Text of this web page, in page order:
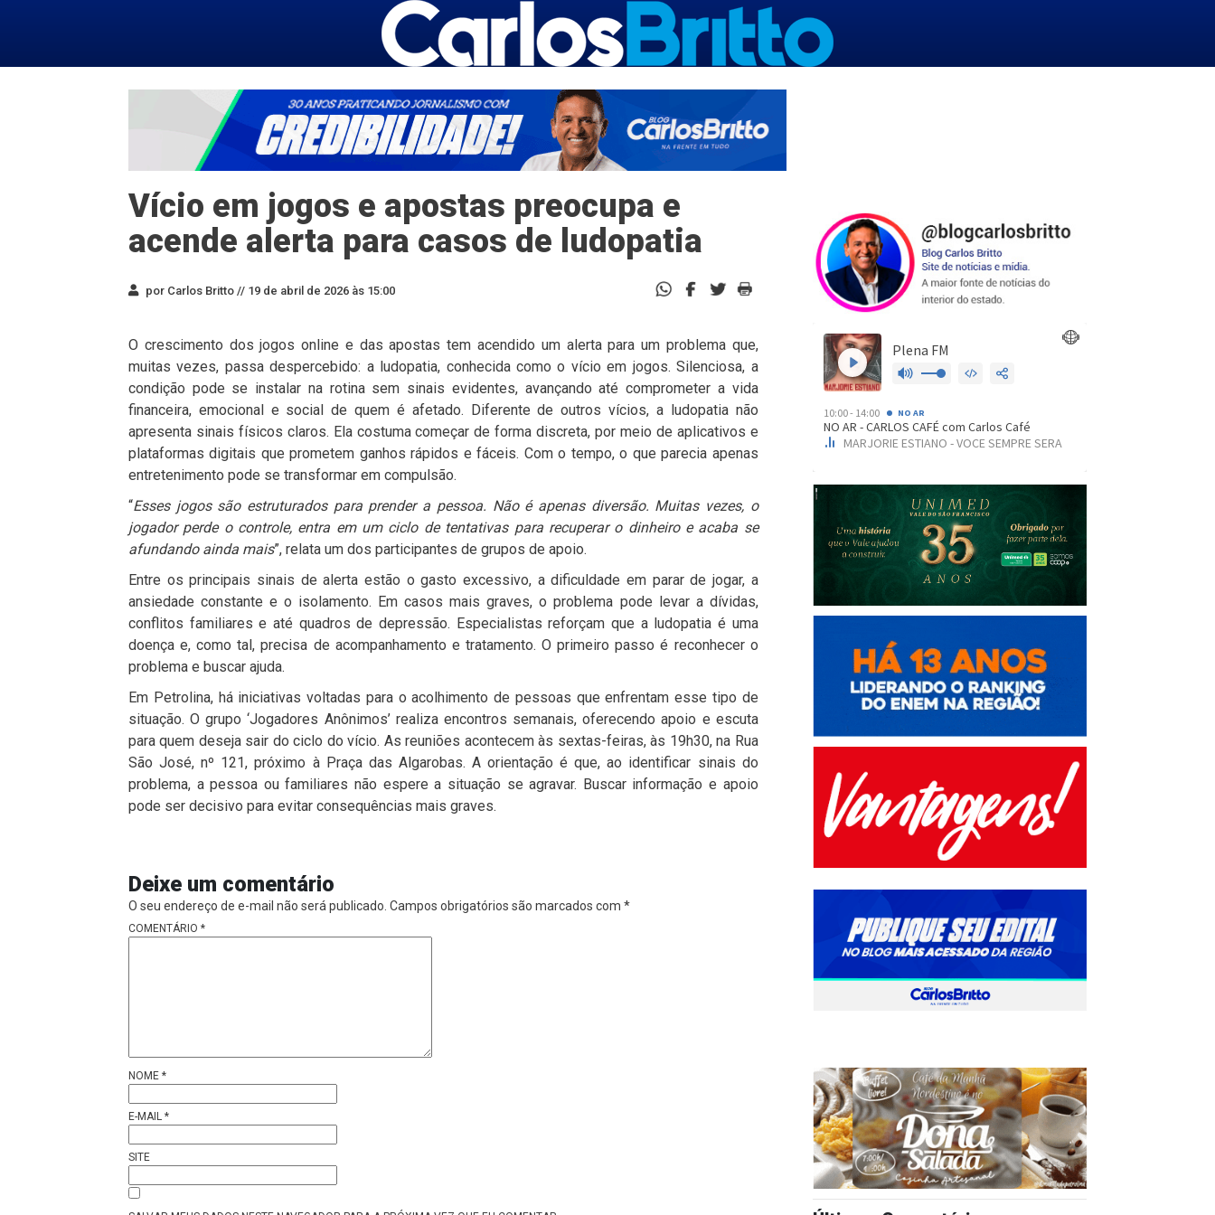
Vício em jogos e apostas preocupa e
acende alerta para casos de ludopatia
por Carlos Britto // 19 de abril de 2026 às 15:00
O crescimento dos jogos online e das apostas tem acendido um alerta para um problema que,
muitas vezes, passa despercebido: a ludopatia, conhecida como o vício em jogos. Silenciosa, a
condição pode se instalar na rotina sem sinais evidentes, avançando até comprometer a vida
financeira, emocional e social de quem é afetado. Diferente de outros vícios, a ludopatia não
apresenta sinais físicos claros. Ela costuma começar de forma discreta, por meio de aplicativos e
plataformas digitais que prometem ganhos rápidos e fáceis. Com o tempo, o que parecia apenas
entretenimento pode se transformar em compulsão.
“Esses jogos são estruturados para prender a pessoa. Não é apenas diversão. Muitas vezes, o
jogador perde o controle, entra em um ciclo de tentativas para recuperar o dinheiro e acaba se
afundando ainda mais”, relata um dos participantes de grupos de apoio.
Entre os principais sinais de alerta estão o gasto excessivo, a dificuldade em parar de jogar, a
ansiedade constante e o isolamento. Em casos mais graves, o problema pode levar a dívidas,
conflitos familiares e até quadros de depressão. Especialistas reforçam que a ludopatia é uma
doença e, como tal, precisa de acompanhamento e tratamento. O primeiro passo é reconhecer o
problema e buscar ajuda.
Em Petrolina, há iniciativas voltadas para o acolhimento de pessoas que enfrentam esse tipo de
situação. O grupo ‘Jogadores Anônimos’ realiza encontros semanais, oferecendo apoio e escuta
para quem deseja sair do ciclo do vício. As reuniões acontecem às sextas-feiras, às 19h30, na Rua
São José, nº 121, próximo à Praça das Algarobas. A orientação é que, ao identificar sinais do
problema, a pessoa ou familiares não espere a situação se agravar. Buscar informação e apoio
pode ser decisivo para evitar consequências mais graves.
Deixe um comentário
O seu endereço de e-mail não será publicado. Campos obrigatórios são marcados com *
COMENTÁRIO *
NOME *
E-MAIL *
SITE